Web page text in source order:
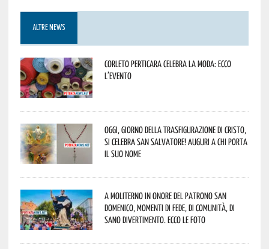
ALTRE NEWS
Corleto Perticara celebra la moda: ecco
l’evento
Oggi, giorno della Trasfigurazione di Cristo,
si celebra San Salvatore! Auguri a chi porta
il suo nome
A Moliterno in onore del Patrono San
Domenico, momenti di fede, di comunità, di
sano divertimento. Ecco le foto